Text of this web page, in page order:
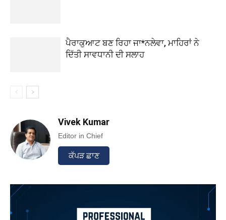
ਪੈਰਾਕੁਆਟ ਬਣ ਰਿਹਾ ਜਾ*ਨਲੇਵਾ, ਮਾਹਿਰਾਂ ਨੇ
ਦਿੱਤੀ ਸਾਵਧਾਨੀ ਦੀ ਸਲਾਹ
Vivek Kumar
Editor in Chief
ਕੱਪੜ ਛਾਣ